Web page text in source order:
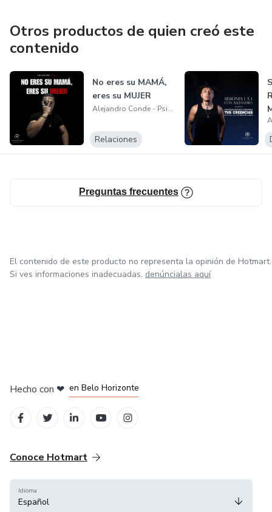
Otros productos de quien creó este
contenido
No eres su MAMÁ,
eres su MUJER
Alejandro Conde - Psicólogo
Relaciones
Preguntas frecuentes
El contenido de este producto no representa la opinión de Hotmart.
Si ves informaciones inadecuadas, denúncialas aquí
Hecho con ❤ en Belo Horizonte
Conoce Hotmart
Idioma
Español